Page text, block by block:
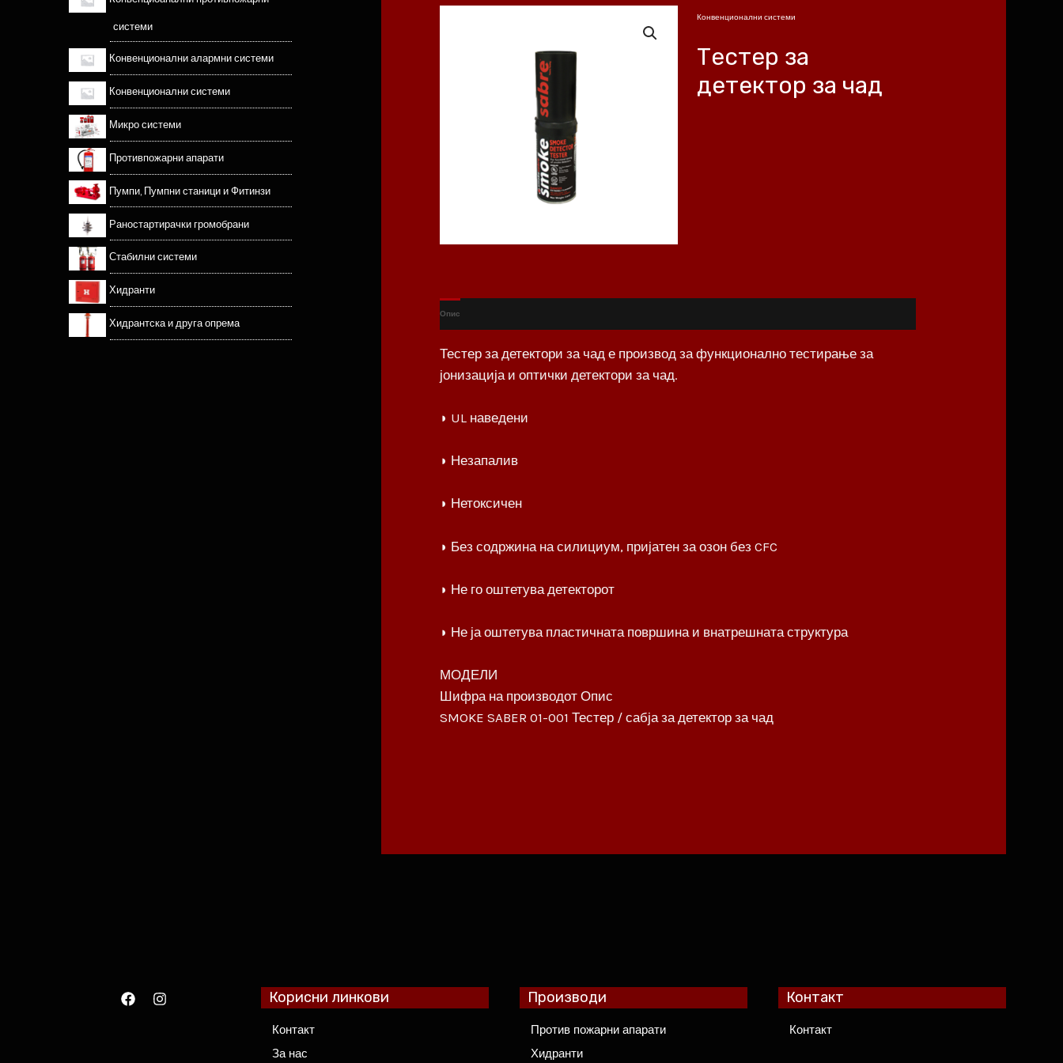
системи
Конвенционални алармни системи
Конвенционални системи
Микро системи
Противпожарни апарати
Пумпи, Пумпни станици и Фитинзи
Раностартирачки громобрани
Стабилни системи
Хидранти
Хидрантска и друга опрема
Конвенционални системи
Тестер за
детектор за чад
Опис
Тестер за детектори за чад е производ за функционално тестирање за
јонизација и оптички детектори за чад.
◗ UL наведени
◗ Незапалив
◗ Нетоксичен
◗ Без содржина на силициум, пријатен за озон без CFC
◗ Не го оштетува детекторот
◗ Не ја оштетува пластичната површина и внатрешната структура
МОДЕЛИ
Шифра на производот Опис
SMOKE SABER 01-001 Тестер / сабја за детектор за чад
Корисни линкови
Контакт
За нас
Производи
Против пожарни апарати
Хидранти
Контакт
Контакт